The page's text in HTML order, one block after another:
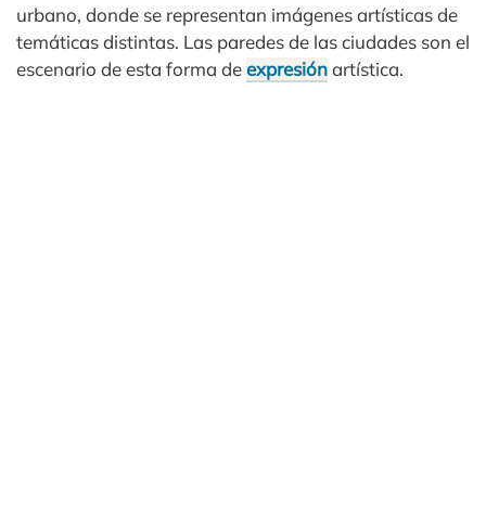
urbano, donde se representan imágenes artísticas de
temáticas distintas. Las paredes de las ciudades son el
escenario de esta forma deexpresiónartística.